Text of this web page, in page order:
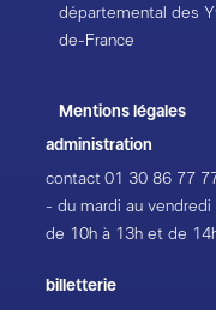
départemental des
de-France
Mentions légales
administration
contact01 30 86 77
- du mardi au vendredi
de 10h à 13h et de
billetterie